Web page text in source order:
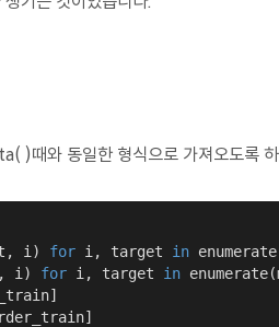
)때와 동일한 형식으로 가져오도록
i)
for i, target in
i)
for i, target in